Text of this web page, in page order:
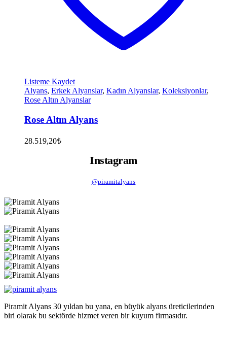
Listeme Kaydet
Alyans, Erkek Alyanslar, Kadın Alyanslar, Koleksiyonlar,
Rose Altın Alyanslar
Rose Altın Alyans
28.519,20₺
Instagram
@piramitalyans
Piramit Alyans 30 yıldan bu yana, en büyük alyans üreticilerinden
biri olarak bu sektörde hizmet veren bir kuyum firmasıdır.